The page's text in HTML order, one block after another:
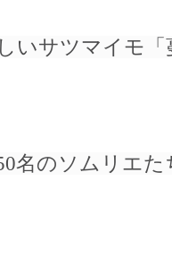
いサツマイモ「
名のソムリエ